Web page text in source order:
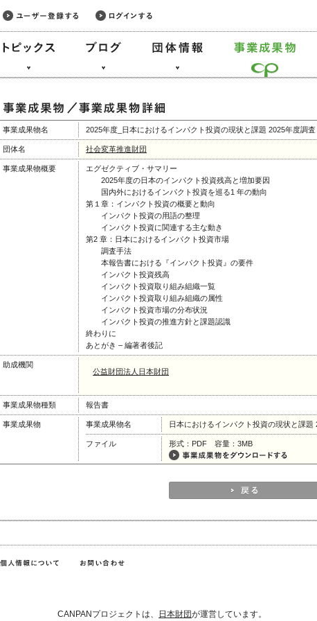
事業成果物名 2025年度_日本におけるインパクト投資の現状と課題 2025年度調査
団体名 社会変革推進財団
事業成果物概要
エグゼクティブ・サマリー
2025年度の日本のインパクト投資残高と増加要因
国内外におけるインパクト投資を巡る1 年の動向
第１章：インパクト投資の概要と動向
インパクト投資の用語の整理
インパクト投資に関連する主な動き
第2 章：日本におけるインパクト投資市場
調査手法
本報告書における『インパクト投資』の要件
インパクト投資残高
インパクト投資取り組み組織一覧
インパクト投資取り組み組織の属性
インパクト投資市場の分布状況
インパクト投資の推進方針と課題認識
終わりに
あとがき ‒ 編著者後記
助成機関
公益財団法人日本財団
事業成果物種類 報告書
事業成果物 事業成果物名 日本におけるインパクト投資の現状と課題
ファイル 形式：PDF 容量：3MB
CANPANプロジェクトは、 日本財団が運営しています。